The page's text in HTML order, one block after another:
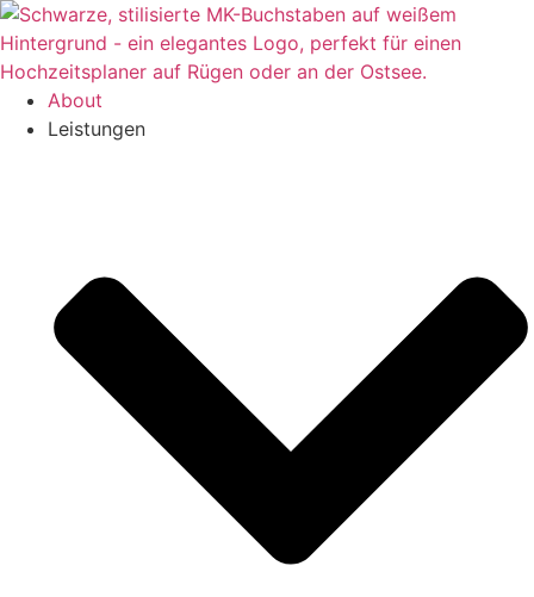
Zum
Inhalt
springen
About
Leistungen